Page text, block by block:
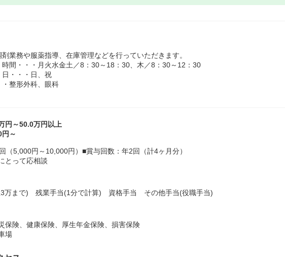
業務や服薬指導、在庫管理などを行っていただきます。
間・・・月火水金土／8：30～18：30、木／8：30～12：30
・・・日、祝
整形外科、眼科
円～50.0万円以上
円～
（5,000円～10,000円）■賞与回数：年2回（計4ヶ月分）
とって応相談
3万まで) 残業手当(1分で計算) 資格手当 その他手当(役職手当)
保険、健康保険、厚生年金保険、損害保険
場